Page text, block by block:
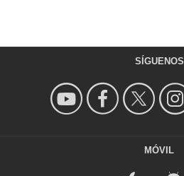
SÍGUENOS
MÓVIL